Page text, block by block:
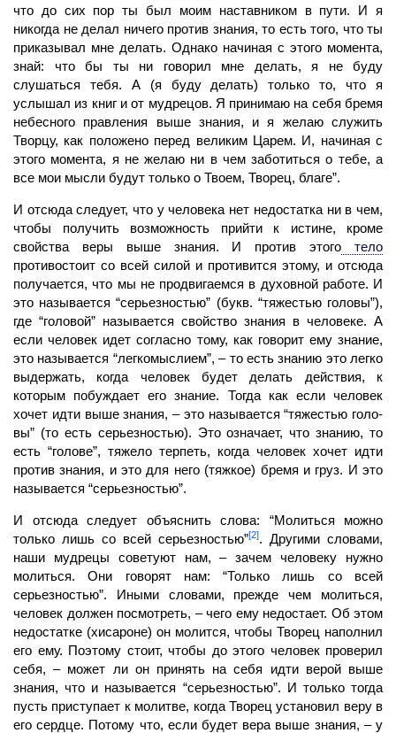
что до сих пор ты был моим наставником в пути. И я
никогда не делал ничего против знания, то есть того, что ты
приказывал мне делать. Однако начиная с этого момента,
знай: что бы ты ни говорил мне делать, я не буду
слушаться тебя. А (я буду делать) только то, что я
услышал из книг и от мудре­цов. Я принимаю на себя бремя
небесного правления выше знания, и я желаю служить
Творцу, как положено перед великим Царем. И, начиная с
этого момента, я не желаю ни в чем заботиться о тебе, а
все мои мысли будут только о Твоем, Творец, благе”.
И отсюда следует, что у человека нет недостатка ни в чем,
чтобы получить возможность прийти к истине, кроме
свойства веры выше знания. И против этого тело
противостоит со всей силой и противится этому, и отсюда
получается, что мы не продвигаемся в духовной работе. И
это называется “серьезностью” (букв. “тяжестью головы”),
где “головой” называется свойство знания в человеке. А
если человек идет согласно тому, как говорит ему знание,
это называется “легкомыслием”, – то есть знанию это легко
выдержать, когда человек будет делать действия, к
которым побуждает его знание. Тогда как если человек
хочет идти выше знания, – это называется “тяжестью голо­
вы” (то есть серьезностью). Это означает, что знанию, то
есть “голове”, тяжело терпеть, когда человек хочет идти
против знания, и это для него (тяжкое) бремя и груз. И это
называется “серьезностью”.
И отсюда следует объяснить слова: “Молиться можно
только лишь со всей серьезностью”[2]. Другими словами,
наши мудрецы советуют нам, – зачем человеку нужно
молиться. Они говорят нам: “Только лишь со всей
серьезностью”. Иными слова­ми, прежде чем молиться,
человек должен посмотреть, – чего ему недостает. Об этом
недостатке (хисароне) он молится, чтобы Творец наполнил
его ему. Поэтому стоит, чтобы до этого человек проверил
себя, – может ли он принять на себя идти верой выше
знания, что и называется “серьезностью”. И только тогда
пусть при­ступает к молитве, когда Творец установил веру в
его сердце. Потому что, если будет вера выше знания, – у